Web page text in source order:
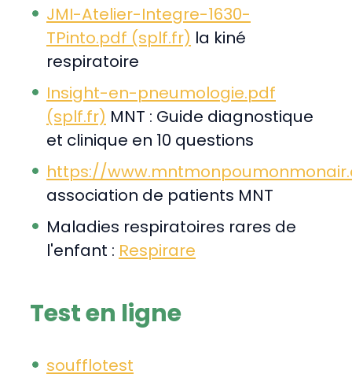
JMI-Atelier-Integre-1630-
TPinto.pdf (splf.fr) la kiné
respiratoire
Insight-en-pneumologie.pdf
(splf.fr) MNT : Guide diagnostique
et clinique en 10 questions
https://
association de patients MNT
Maladies respiratoires rares de
l'enfant : Respirare
Test en ligne
soufflotest